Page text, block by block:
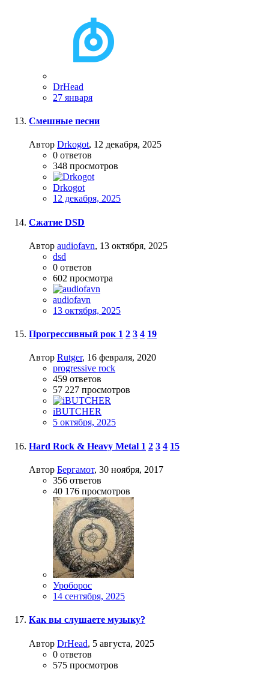
DrHead
27 января
Смешные песни
Автор Drkogot, 12 декабря, 2025
0 ответов
348 просмотров
Drkogot
12 декабря, 2025
Сжатие DSD
Автор audiofavn, 13 октября, 2025
dsd
0 ответов
602 просмотра
audiofavn
13 октября, 2025
Прогрессивный рок 1 2 3 4 19
Автор Rutger, 16 февраля, 2020
progressive rock
459 ответов
57 227 просмотров
iBUTCHER
5 октября, 2025
Hard Rock & Heavy Metal 1 2 3 4 15
Автор Бергамот, 30 ноября, 2017
356 ответов
40 176 просмотров
Уроборос
14 сентября, 2025
Как вы слушаете музыку?
Автор DrHead, 5 августа, 2025
0 ответов
575 просмотров